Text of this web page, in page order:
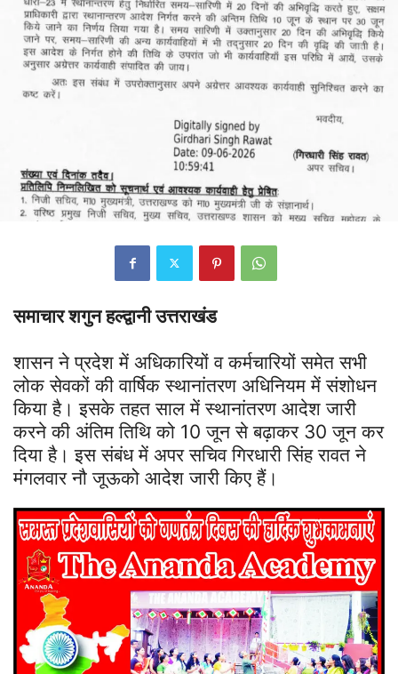
समाचार शगुन हल्द्वानी उत्तराखंड
शासन ने प्रदेश में अधिकारियों व कर्मचारियों समेत सभी
लोक सेवकों की वार्षिक स्थानांतरण अधिनियम में संशोधन
किया है। इसके तहत साल में स्थानांतरण आदेश जारी
करने की अंतिम तिथि को 10 जून से बढ़ाकर 30 जून कर
दिया है। इस संबंध में अपर सचिव गिरधारी सिंह रावत ने
मंगलवार नौ जूऊको आदेश जारी किए हैं।